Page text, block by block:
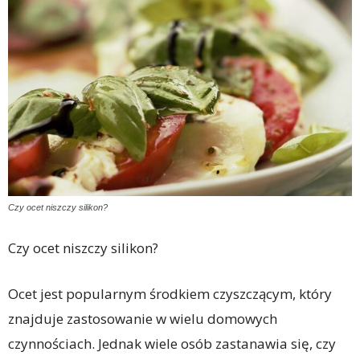
Czy ocet niszczy silikon?
Czy ocet niszczy silikon?
Ocet jest popularnym środkiem czyszczącym, który
znajduje zastosowanie w wielu domowych
czynnościach. Jednak wiele osób zastanawia się, czy